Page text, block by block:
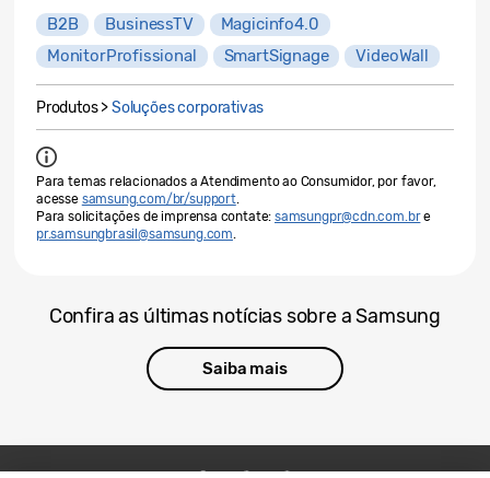
B2B BusinessTV
Magicinfo4.0
MonitorProfissional
SmartSignage VideoWall
Produtos >Soluções corporativas
Para temas relacionados a Atendimento ao Consumidor, por favor,
acesse samsung.com/br/support.
Para solicitações de imprensa contate: samsungpr@cdn.com.bre
pr.samsungbrasil@samsung.com.
Confira as últimas notícias sobre a Samsung
Saiba mais